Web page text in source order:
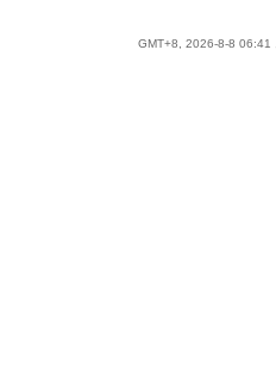
GMT+8, 2026-8-8 06:41